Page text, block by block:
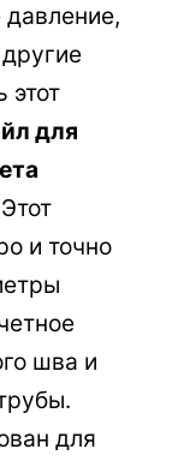
давление,
этот
для
и точно
шва и
для